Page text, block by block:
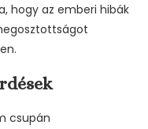
hogy az emberi hibák
csupán